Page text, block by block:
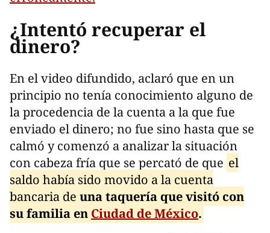
¿Intentó recuperar el
dinero?
En el video difundido, aclaró que en un
principio no tenía conocimiento alguno de
la procedencia de la cuenta a la que fue
enviado el dinero; no fue sino hasta que se
calmó y comenzó a analizar la situación
con cabeza fría que se percató de que el
saldo había sido movido a la cuenta
bancaria de una taquería que visitó con
su familia en Ciudad de México.